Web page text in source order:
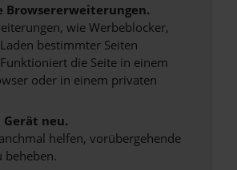
Browsererweiterungen.
wie Werbeblocker,
bestimmter Seiten
die Seite in einem
oder in einem privaten
neu.
helfen, vorübergehende
beheben.